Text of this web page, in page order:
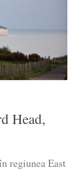
Head,
regiunea East